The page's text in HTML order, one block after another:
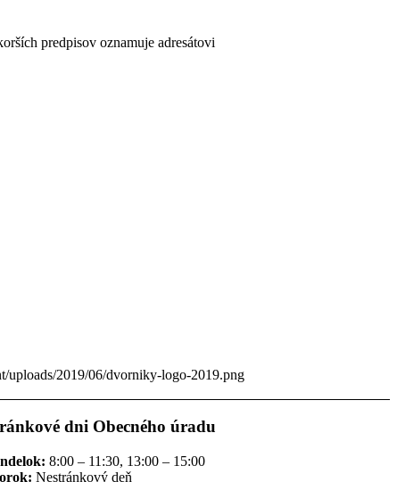
predpisov oznamuje adresátovi
uploads/2019/06/dvorniky-logo-2019.png
dni Obecného úradu
8:00 – 11:30, 13:00 – 15:00
Nestránkový deň